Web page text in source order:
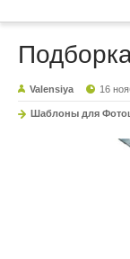
Valensiya 16
Шаблоны для